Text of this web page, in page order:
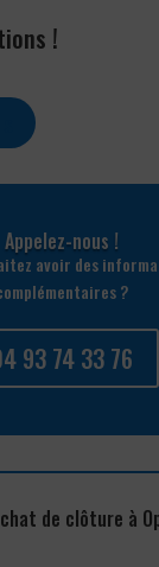
!
Appelez-nous !
avoir des
?
93 74 33 76
de clôture à